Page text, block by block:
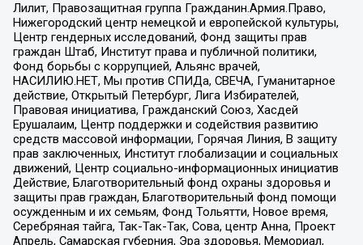
Лилит, Правозащитная группа Гражданин.Армия.Право,
Нижегородский центр немецкой и европейской культуры,
Центр гендерных исследований, Фонд защиты прав
граждан Штаб, Институт права и публичной политики,
Фонд борьбы с коррупцией, Альянс врачей,
НАСИЛИЮ.НЕТ, Мы против СПИДа, СВЕЧА, Гуманитарное
действие, Открытый Петербург, Лига Избирателей,
Правовая инициатива, Гражданский Союз, Хасдей
Ерушалаим, Центр поддержки и содействия развитию
средств массовой информации, Горячая Линия, В защиту
прав заключенных, Институт глобализации и социальных
движений, Центр социально-информационных инициатив
Действие, Благотворительный фонд охраны здоровья и
защиты прав граждан, Благотворительный фонд помощи
осужденным и их семьям, Фонд Тольятти, Новое время,
Серебряная тайга, Так-Так-Так, Сова, центр Анна, Проект
Апрель, Самарская губерния, Эра здоровья, Мемориал,